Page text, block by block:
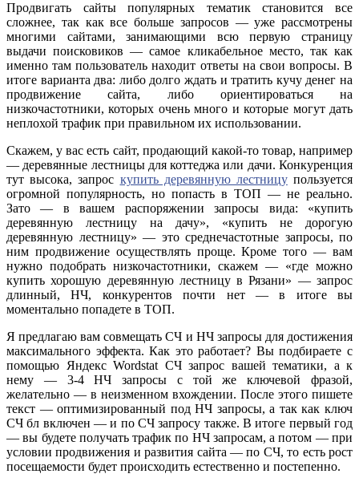
Продвигать сайты популярных тематик становится все
сложнее, так как все больше запросов — уже рассмотрены
многими сайтами, занимающими всю первую страницу
выдачи поисковиков — самое кликабельное место, так как
именно там пользователь находит ответы на свои вопросы. В
итоге варианта два: либо долго ждать и тратить кучу денег на
продвижение сайта, либо ориентироваться на
низкочастотники, которых очень много и которые могут дать
неплохой трафик при правильном их использовании.
Скажем, у вас есть сайт, продающий какой-то товар, например
— деревянные лестницы для коттеджа или дачи. Конкуренция
тут высока, запрос купить деревянную лестницупользуется
огромной популярность, но попасть в ТОП — не реально.
Зато — в вашем распоряжении запросы вида: «купить
деревянную лестницу на дачу», «купить не дорогую
деревянную лестницу» — это среднечастотные запросы, по
ним продвижение осуществлять проще. Кроме того — вам
нужно подобрать низкочастотники, скажем — «где можно
купить хорошую деревянную лестницу в Рязани» — запрос
длинный, НЧ, конкурентов почти нет — в итоге вы
моментально попадете в ТОП.
Я предлагаю вам совмещать СЧ и НЧ запросы для достижения
максимального эффекта. Как это работает? Вы подбираете с
помощью Яндекс Wordstat СЧ запрос вашей тематики, а к
нему — 3-4 НЧ запросы с той же ключевой фразой,
желательно — в неизменном вхождении. После этого пишете
текст — оптимизированный под НЧ запросы, а так как ключ
СЧ бл включен — и по СЧ запросу также. В итоге первый год
— вы будете получать трафик по НЧ запросам, а потом — при
условии продвижения и развития сайта — по СЧ, то есть рост
посещаемости будет происходить естественно и постепенно.